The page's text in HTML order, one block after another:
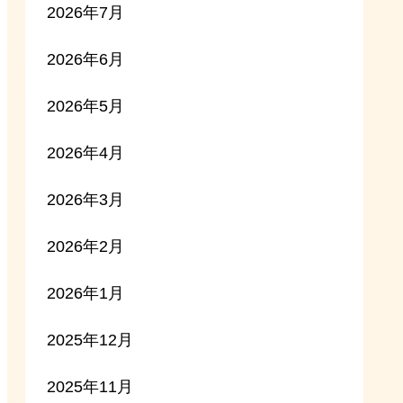
2026年7月
2026年6月
2026年5月
2026年4月
2026年3月
2026年2月
2026年1月
2025年12月
2025年11月